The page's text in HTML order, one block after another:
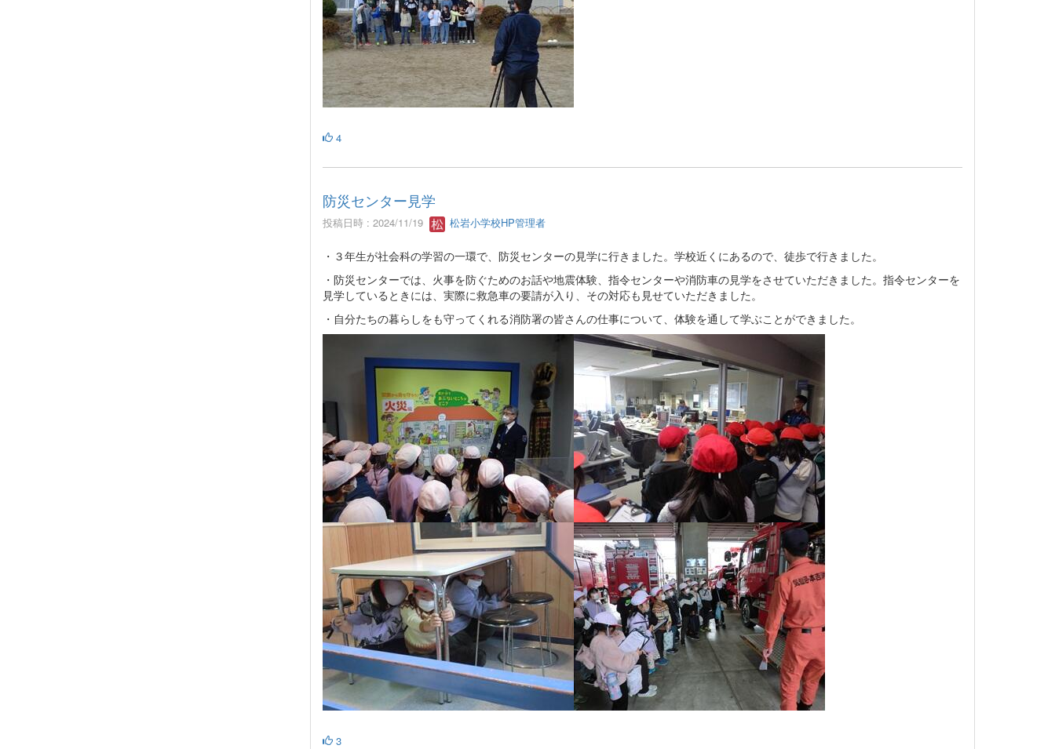
4
防災センター見学
投稿日時 : 2024/11/19 松岩小学校HP管理者
・３年生が社会科の学習の一環で、防災センターの見学に行きました。学校近くにあるので、徒歩で行きました。
・防災センターでは、火事を防ぐためのお話や地震体験、指令センターや消防車の見学をさせていただきました。指令センターを
見学しているときには、実際に救急車の要請が入り、その対応も見せていただきました。
・自分たちの暮らしをも守ってくれる消防署の皆さんの仕事について、体験を通して学ぶことができました。
3